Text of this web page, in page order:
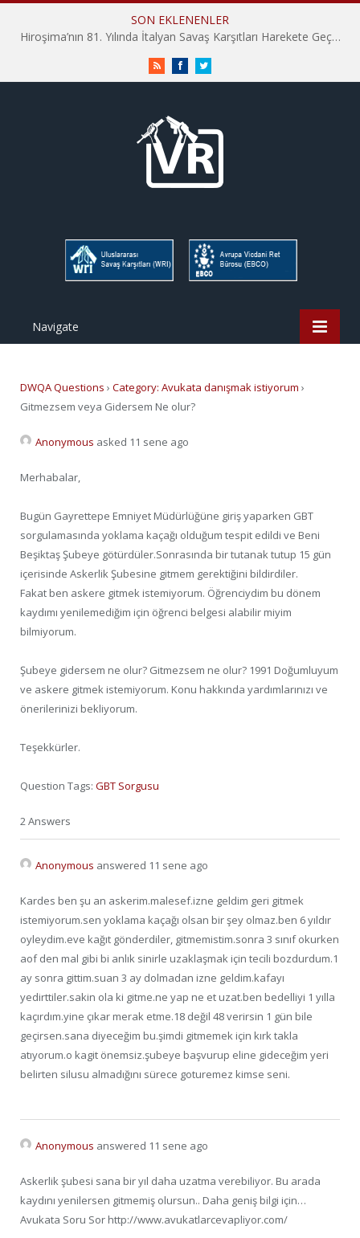
SON EKLENENLER
Hiroşima’nın 81. Yılında İtalyan Savaş Karşıtları Harekete Geçti: “Hatırlamak yeterli değil”
RSS FacebookTwitter
Navigate
DWQA Questions › Category: Avukata danışmak istiyorum ›
Gitmezsem veya Gidersem Ne olur?
Anonymous asked 11 sene ago
Merhabalar,
Bugün Gayrettepe Emniyet Müdürlüğüne giriş yaparken GBT
sorgulamasında yoklama kaçağı olduğum tespit edildi ve Beni
Beşiktaş Şubeye götürdüler.Sonrasında bir tutanak tutup 15 gün
içerisinde Askerlik Şubesine gitmem gerektiğini bildirdiler.
Fakat ben askere gitmek istemiyorum. Öğrenciydim bu dönem
kaydımı yenilemediğim için öğrenci belgesi alabilir miyim
bilmiyorum.
Şubeye gidersem ne olur? Gitmezsem ne olur? 1991 Doğumluyum
ve askere gitmek istemiyorum. Konu hakkında yardımlarınızı ve
önerilerinizi bekliyorum.
Teşekkürler.
Question Tags: GBT Sorgusu
2 Answers
Anonymous answered 11 sene ago
Kardes ben şu an askerim.malesef.izne geldim geri gitmek
istemiyorum.sen yoklama kaçağı olsan bir şey olmaz.ben 6 yıldır
oyleydim.eve kağıt gönderdiler, gitmemistim.sonra 3 sınıf okurken
aof den mal gibi bi anlık sinirle uzaklaşmak için tecili bozdurdum.1
ay sonra gittim.suan 3 ay dolmadan izne geldim.kafayı
yedirttiler.sakin ola ki gitme.ne yap ne et uzat.ben bedelliyi 1 yılla
kaçırdım.yine çıkar merak etme.18 değil 48 verirsin 1 gün bile
geçirsen.sana diyeceğim bu.şimdi gitmemek için kırk takla
atıyorum.o kagit önemsiz.şubeye başvurup eline gideceğim yeri
belirten silusu almadığını sürece goturemez kimse seni.
Anonymous answered 11 sene ago
Askerlik şubesi sana bir yıl daha uzatma verebiliyor. Bu arada
kaydını yenilersen gitmemiş olursun.. Daha geniş bilgi için…
Avukata Soru Sor http://www.avukatlarcevapliyor.com/